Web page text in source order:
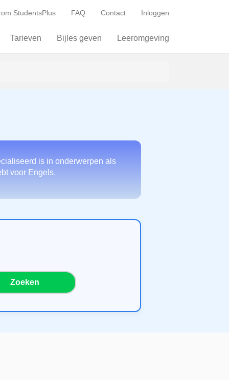
StudentsPlus FAQ Contact Inloggen
Tarieven Bijles geven Leeromgeving
is in onderwerpen als
voor Engels.
Zoeken